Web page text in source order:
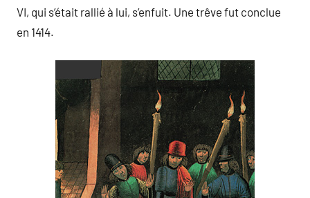
VI, qui s’était rallié à lui, s’enfuit. Une trêve fut conclue
en 1414.